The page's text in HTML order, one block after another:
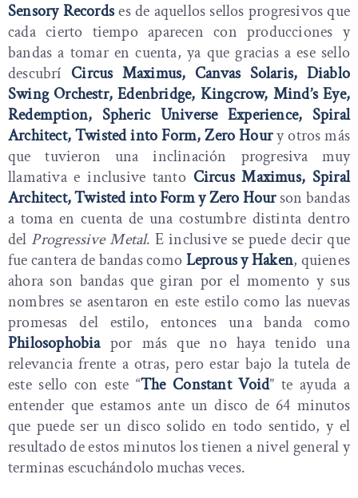
Sensory Recordses de aquellos sellos progresivos que
cada cierto tiempo aparecen con producciones y
bandas a tomar en cuenta, ya que gracias a ese sello
descubríCircus Maximus, Canvas Solaris, Diablo
Swing Orchestr, Edenbridge, Kingcrow, Mind’s Eye,
Redemption, Spheric Universe Experience, Spiral
Architect, Twisted into Form, Zero Houry otros más
que tuvieron una inclinación progresiva muy
llamativa e inclusive tanto Circus Maximus, Spiral
Architect, Twisted into Form y Zero Hourson bandas
a toma en cuenta de una costumbre distinta dentro
del Progressive Metal. E inclusive se puede decir que
fue cantera de bandas comoLeprous y Haken, quienes
ahora son bandas que giran por el momento y sus
nombres se asentaron en este estilo como las nuevas
promesas del estilo, entonces una banda como
Philosophobia por más que no haya tenido una
relevancia frente a otras, pero estar bajo la tutela de
este sello con este “The Constant Void” te ayuda a
entender que estamos ante un disco de 64 minutos
que puede ser un disco solido en todo sentido, y el
resultado de estos minutos los tienen a nivel general y
terminas escuchándolo muchas veces.